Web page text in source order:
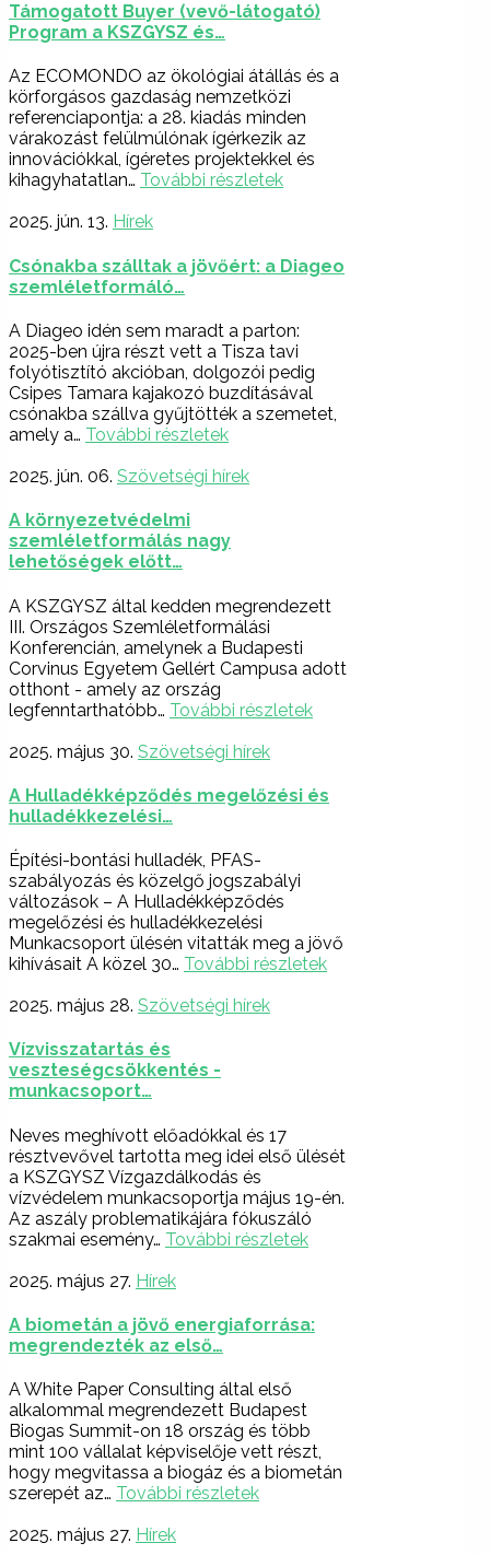
Támogatott Buyer (vevő-látogató)
Program a KSZGYSZ és…
Az ECOMONDO az ökológiai átállás és a
körforgásos gazdaság nemzetközi
referenciapontja: a 28. kiadás minden
várakozást felülmúlónak ígérkezik az
innovációkkal, ígéretes projektekkel és
kihagyhatatlan… További részletek
2025. jún. 13. Hírek
Csónakba szálltak a jövőért: a Diageo
szemléletformáló…
A Diageo idén sem maradt a parton:
2025-ben újra részt vett a Tisza tavi
folyótisztító akcióban, dolgozói pedig
Csipes Tamara kajakozó buzdításával
csónakba szállva gyűjtötték a szemetet,
amely a… További részletek
2025. jún. 06. Szövetségi hírek
A környezetvédelmi
szemléletformálás nagy
lehetőségek előtt…
A KSZGYSZ által kedden megrendezett
III. Országos Szemléletformálási
Konferencián, amelynek a Budapesti
Corvinus Egyetem Gellért Campusa adott
otthont - amely az ország
legfenntarthatóbb… További részletek
2025. május 30. Szövetségi hírek
A Hulladékképződés megelőzési és
hulladékkezelési…
Építési-bontási hulladék, PFAS-
szabályozás és közelgő jogszabályi
változások – A Hulladékképződés
megelőzési és hulladékkezelési
Munkacsoport ülésén vitatták meg a jövő
kihívásait A közel 30… További részletek
2025. május 28. Szövetségi hírek
Vízvisszatartás és
veszteségcsökkentés -
munkacsoport…
Neves meghívott előadókkal és 17
résztvevővel tartotta meg idei első ülését
a KSZGYSZ Vízgazdálkodás és
vízvédelem munkacsoportja május 19-én.
Az aszály problematikájára fókuszáló
szakmai esemény… További részletek
2025. május 27. Hírek
A biometán a jövő energiaforrása:
megrendezték az első…
A White Paper Consulting által első
alkalommal megrendezett Budapest
Biogas Summit-on 18 ország és több
mint 100 vállalat képviselője vett részt,
hogy megvitassa a biogáz és a biometán
szerepét az… További részletek
2025. május 27. Hírek